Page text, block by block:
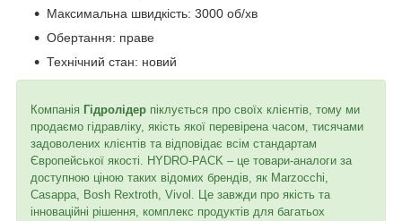
Максимальна швидкість: 3000 об/хв
Обертання: праве
Технічний стан: новий
Компанія Гідролідер піклується про своїх клієнтів, тому ми
продаємо гідравліку, якість якої перевірена часом, тисячами
задоволених клієнтів та відповідає всім стандартам
Європейської якості. HYDRO-PACK – це товари-аналоги за
доступною ціною таких відомих брендів, як Marzocchi,
Casappa, Bosh Rextroth, Vivol. Це завжди про якість та
інноваційні рішення, комплекс продуктів для багатьох